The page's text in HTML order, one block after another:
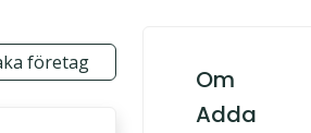
företag
Om
Adda